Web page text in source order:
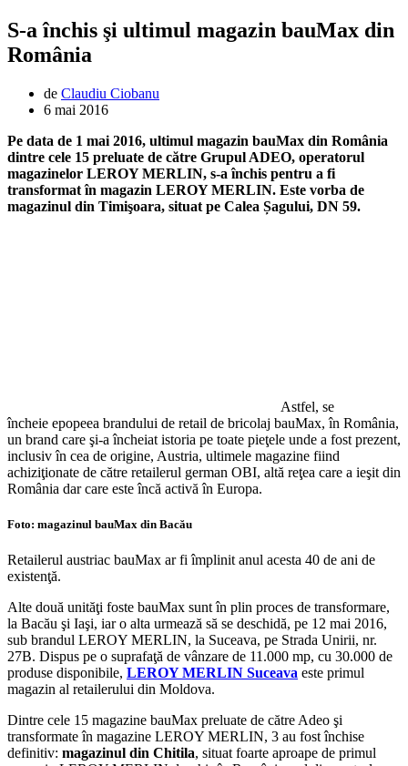
S-a închis şi ultimul magazin bauMax din
România
de Claudiu Ciobanu
6 mai 2016
Pe data de 1 mai 2016, ultimul magazin bauMax din România
dintre cele 15 preluate de către Grupul ADEO, operatorul
magazinelor LEROY MERLIN, s-a închis pentru a fi
transformat în magazin LEROY MERLIN. Este vorba de
magazinul din Timişoara, situat pe Calea Șagului, DN 59.
Astfel, se
încheie epopeea brandului de retail de bricolaj bauMax, în România,
un brand care şi-a încheiat istoria pe toate pieţele unde a fost prezent,
inclusiv în cea de origine, Austria, ultimele magazine fiind
achiziţionate de către retailerul german OBI, altă reţea care a ieşit din
România dar care este încă activă în Europa.
Foto: magazinul bauMax din Bacău
Retailerul austriac bauMax ar fi împlinit anul acesta 40 de ani de
existenţă.
Alte două unităţi foste bauMax sunt în plin proces de transformare,
la Bacău şi Iaşi, iar o alta urmează să se deschidă, pe 12 mai 2016,
sub brandul LEROY MERLIN, la Suceava, pe Strada Unirii, nr.
27B. Dispus pe o suprafaţă de vânzare de 11.000 mp, cu 30.000 de
produse disponibile, LEROY MERLIN Suceava este primul
magazin al retailerului din Moldova.
Dintre cele 15 magazine bauMax preluate de către Adeo şi
transformate în magazine LEROY MERLIN, 3 au fost închise
definitiv: magazinul din Chitila, situat foarte aproape de primul